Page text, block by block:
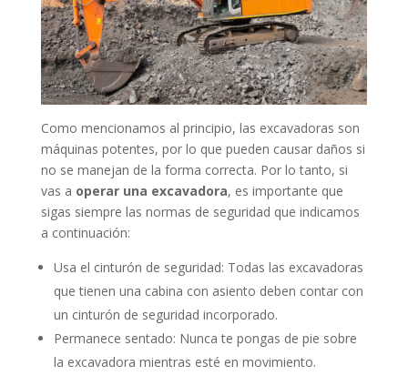
Como mencionamos al principio, las excavadoras son
máquinas potentes, por lo que pueden causar daños si
no se manejan de la forma correcta. Por lo tanto, si
vas a operar una excavadora, es importante que
sigas siempre las normas de seguridad que indicamos
a continuación:
Usa el cinturón de seguridad: Todas las excavadoras
que tienen una cabina con asiento deben contar con
un cinturón de seguridad incorporado.
Permanece sentado: Nunca te pongas de pie sobre
la excavadora mientras esté en movimiento.